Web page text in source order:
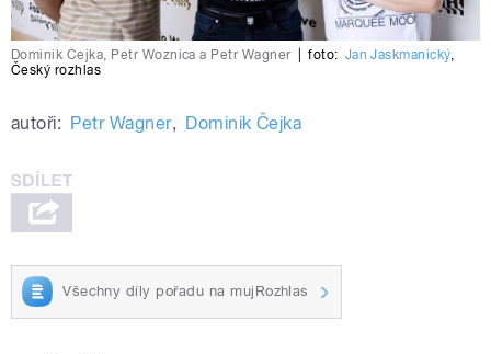
Dominik Čejka, Petr Woznica a Petr Wagner foto: Jan Jaskmanický,
Český rozhlas
autoři: Petr Wagner, Dominik Čejka
Všechny díly pořadu na mujRozhlas